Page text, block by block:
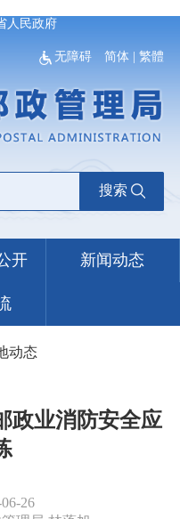
人民政府
无障碍 简体 |繁體
搜索
开 新闻动态
动态
政业消防安全应
26